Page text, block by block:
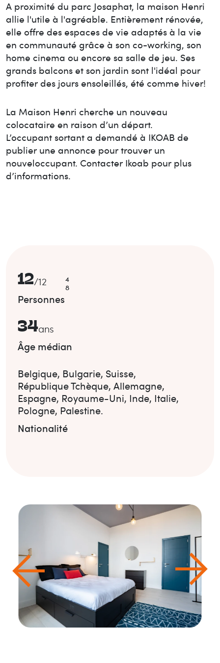
A proximité du parc Josaphat, la maison Henri
allie l'utile à l'agréable. Entièrement rénovée,
elle offre des espaces de vie adaptés à la vie
en communauté grâce à son co-working, son
home cinema ou encore sa salle de jeu. Ses
grands balcons et son jardin sont l'idéal pour
profiter des jours ensoleillés, été comme hiver!
La Maison Henri cherche un nouveau
colocataire en raison d’un départ.
L’occupant sortant a demandé à IKOAB de
publier une annonce pour trouver un
nouveloccupant. Contacter Ikoab pour plus
d’informations.
12/12
4
8
Personnes
34ans
Âge médian
Belgique, Bulgarie, Suisse,
République Tchèque, Allemagne,
Espagne, Royaume-Uni, Inde, Italie,
Pologne, Palestine.
Nationalité